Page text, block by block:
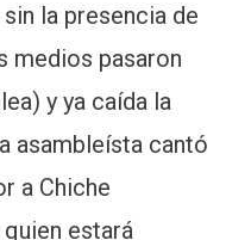
la presencia de
medios pasaron
y ya caída la
asambleísta cantó
a Chiche
estará